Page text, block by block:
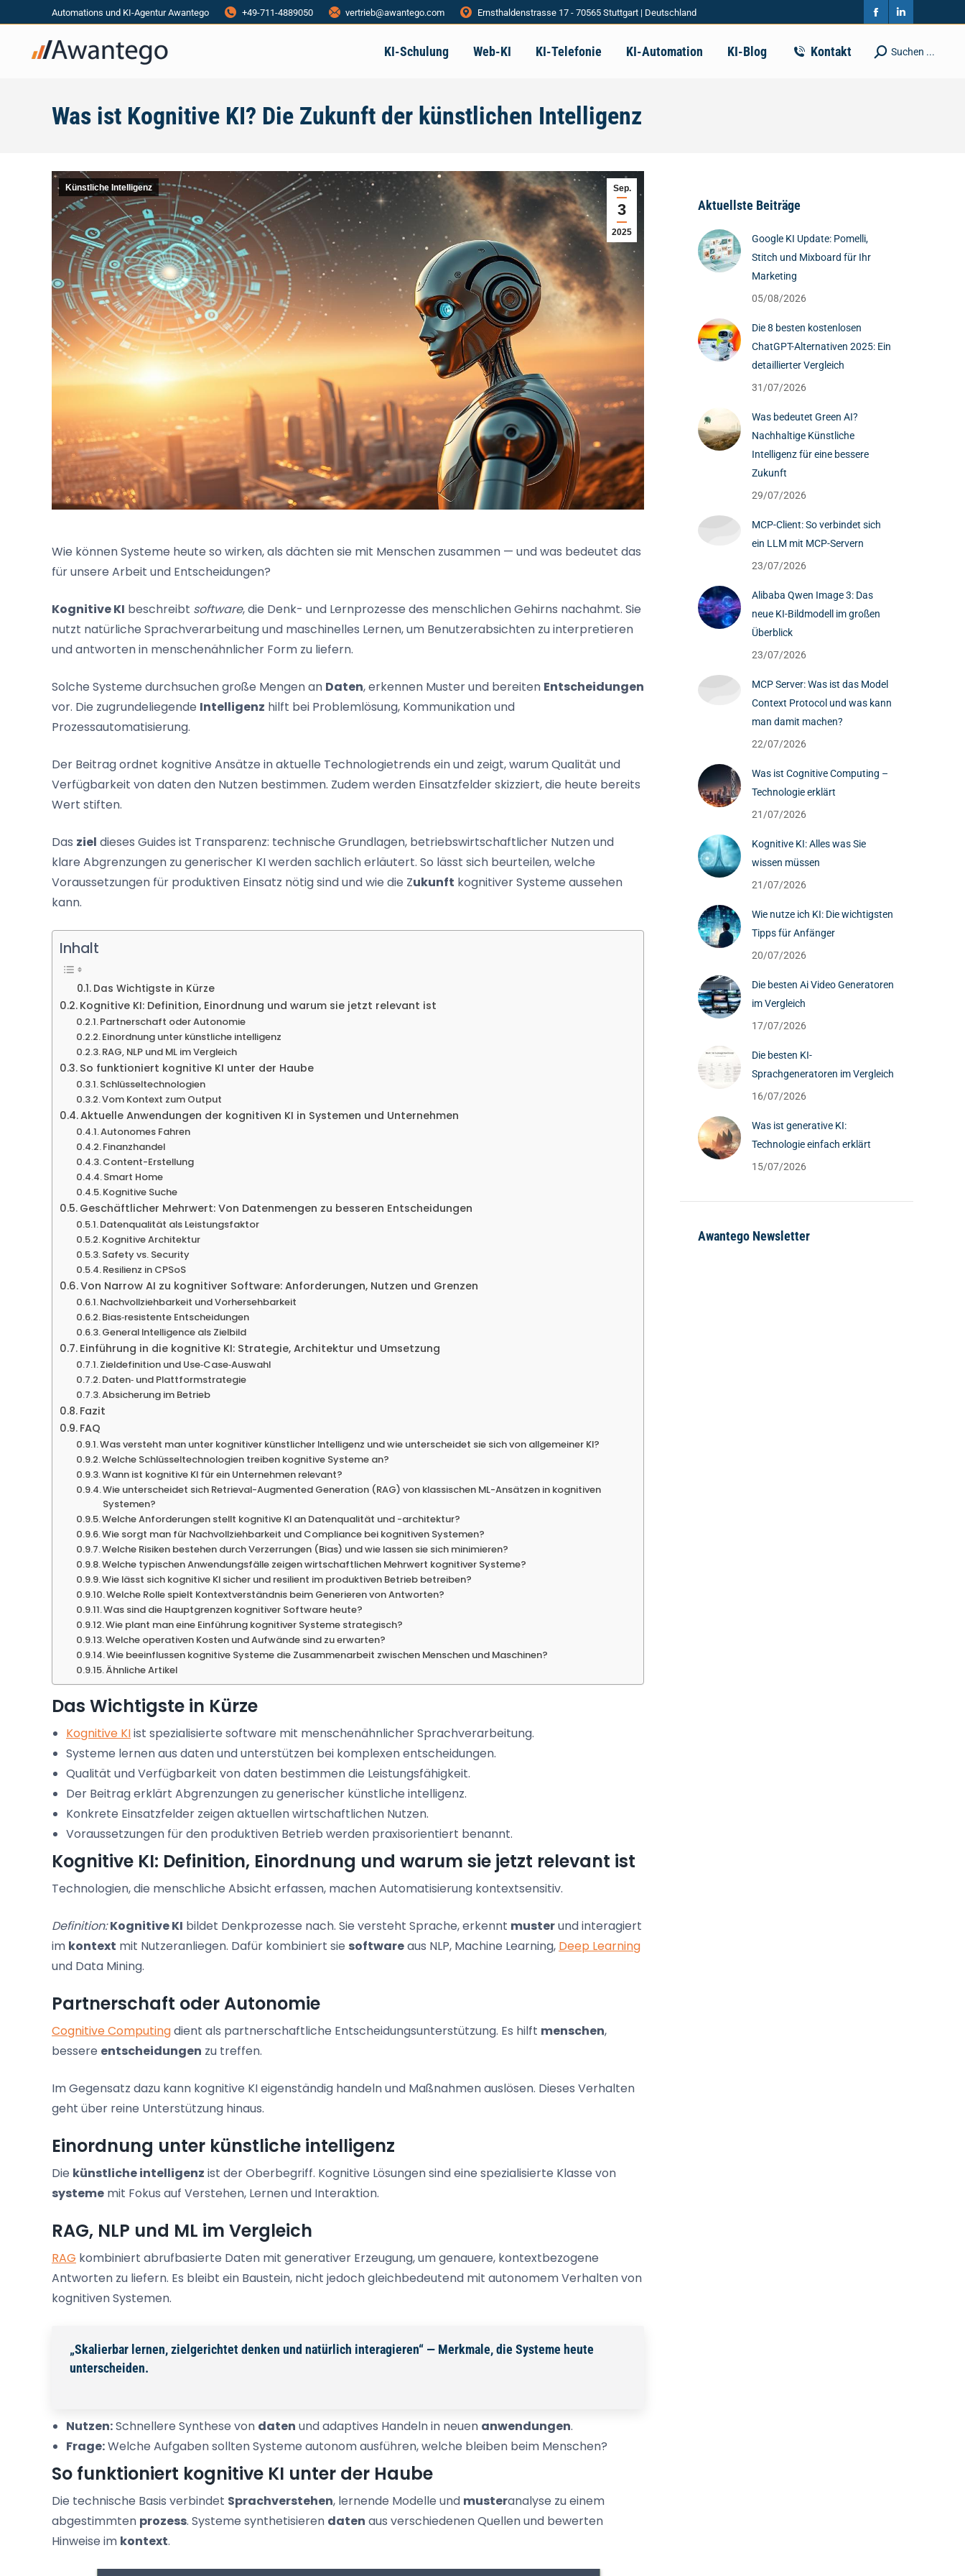
Automations und KI-Agentur Awantego +49-711-4889050 vertrieb@awantego.com Ernsthaldenstrasse 17 - 70565 Stuttgart | Deutschland
Facebook
page
Linkedin
page
KI-Schulung Web-KI KI-Telefonie KI-Automation KI-Blog Kontakt Search:
Suchen ...
Was ist Kognitive KI? Die Zukunft der künstlichen Intelligenz
Sep.
3
2025
Künstliche Intelligenz
Wie können Systeme heute so wirken, als dächten sie mit Menschen zusammen — und was bedeutet das
für unsere Arbeit und Entscheidungen?
Kognitive KI beschreibt software, die Denk- und Lernprozesse des menschlichen Gehirns nachahmt. Sie
nutzt natürliche Sprachverarbeitung und maschinelles Lernen, um Benutzerabsichten zu interpretieren
und antworten in menschenähnlicher Form zu liefern.
Solche Systeme durchsuchen große Mengen an Daten, erkennen Muster und bereiten Entscheidungen
vor. Die zugrundeliegende Intelligenz hilft bei Problemlösung, Kommunikation und
Prozessautomatisierung.
Der Beitrag ordnet kognitive Ansätze in aktuelle Technologietrends ein und zeigt, warum Qualität und
Verfügbarkeit von daten den Nutzen bestimmen. Zudem werden Einsatzfelder skizziert, die heute bereits
Wert stiften.
Das ziel dieses Guides ist Transparenz: technische Grundlagen, betriebswirtschaftlicher Nutzen und
klare Abgrenzungen zu generischer KI werden sachlich erläutert. So lässt sich beurteilen, welche
Voraussetzungen für produktiven Einsatz nötig sind und wie die Zukunft kognitiver Systeme aussehen
kann.
Inhalt
Das Wichtigste in Kürze
Kognitive KI: Definition, Einordnung und warum sie jetzt relevant ist
Partnerschaft oder Autonomie
Einordnung unter künstliche intelligenz
RAG, NLP und ML im Vergleich
So funktioniert kognitive KI unter der Haube
Schlüsseltechnologien
Vom Kontext zum Output
Aktuelle Anwendungen der kognitiven KI in Systemen und Unternehmen
Autonomes Fahren
Finanzhandel
Content-Erstellung
Smart Home
Kognitive Suche
Geschäftlicher Mehrwert: Von Datenmengen zu besseren Entscheidungen
Datenqualität als Leistungsfaktor
Kognitive Architektur
Safety vs. Security
Resilienz in CPSoS
Von Narrow AI zu kognitiver Software: Anforderungen, Nutzen und Grenzen
Nachvollziehbarkeit und Vorhersehbarkeit
Bias‑resistente Entscheidungen
General Intelligence als Zielbild
Einführung in die kognitive KI: Strategie, Architektur und Umsetzung
Zieldefinition und Use‑Case‑Auswahl
Daten‑ und Plattformstrategie
Absicherung im Betrieb
Fazit
FAQ
Was versteht man unter kognitiver künstlicher Intelligenz und wie unterscheidet sie sich von allgemeiner KI?
Welche Schlüsseltechnologien treiben kognitive Systeme an?
Wann ist kognitive KI für ein Unternehmen relevant?
Wie unterscheidet sich Retrieval-Augmented Generation (RAG) von klassischen ML-Ansätzen in kognitiven
Systemen?
Welche Anforderungen stellt kognitive KI an Datenqualität und -architektur?
Wie sorgt man für Nachvollziehbarkeit und Compliance bei kognitiven Systemen?
Welche Risiken bestehen durch Verzerrungen (Bias) und wie lassen sie sich minimieren?
Welche typischen Anwendungsfälle zeigen wirtschaftlichen Mehrwert kognitiver Systeme?
Wie lässt sich kognitive KI sicher und resilient im produktiven Betrieb betreiben?
Welche Rolle spielt Kontextverständnis beim Generieren von Antworten?
Was sind die Hauptgrenzen kognitiver Software heute?
Wie plant man eine Einführung kognitiver Systeme strategisch?
Welche operativen Kosten und Aufwände sind zu erwarten?
Wie beeinflussen kognitive Systeme die Zusammenarbeit zwischen Menschen und Maschinen?
Ähnliche Artikel
Das Wichtigste in Kürze
Kognitive KIist spezialisierte software mit menschenähnlicher Sprachverarbeitung.
Systeme lernen aus daten und unterstützen bei komplexen entscheidungen.
Qualität und Verfügbarkeit von daten bestimmen die Leistungsfähigkeit.
Der Beitrag erklärt Abgrenzungen zu generischer künstliche intelligenz.
Konkrete Einsatzfelder zeigen aktuellen wirtschaftlichen Nutzen.
Voraussetzungen für den produktiven Betrieb werden praxisorientiert benannt.
Kognitive KI: Definition, Einordnung und warum sie jetzt relevant ist
Technologien, die menschliche Absicht erfassen, machen Automatisierung kontextsensitiv.
Definition: Kognitive KI bildet Denkprozesse nach. Sie versteht Sprache, erkennt musterund interagiert
im kontext mit Nutzeranliegen. Dafür kombiniert sie softwareaus NLP, Machine Learning, Deep Learning
und Data Mining.
Partnerschaft oder Autonomie
Cognitive Computingdient als partnerschaftliche Entscheidungsunterstützung. Es hilft menschen,
bessere entscheidungen zu treffen.
Im Gegensatz dazu kann kognitive KI eigenständig handeln und Maßnahmen auslösen. Dieses Verhalten
geht über reine Unterstützung hinaus.
Einordnung unter künstliche intelligenz
Die künstliche intelligenz ist der Oberbegriff. Kognitive Lösungen sind eine spezialisierte Klasse von
systeme mit Fokus auf Verstehen, Lernen und Interaktion.
RAG, NLP und ML im Vergleich
RAG kombiniert abrufbasierte Daten mit generativer Erzeugung, um genauere, kontextbezogene
Antworten zu liefern. Es bleibt ein Baustein, nicht jedoch gleichbedeutend mit autonomem Verhalten von
kognitiven Systemen.
„Skalierbar lernen, zielgerichtet denken und natürlich interagieren“ — Merkmale, die Systeme heute
unterscheiden.
Nutzen:Schnellere Synthese von daten und adaptives Handeln in neuen anwendungen.
Frage:Welche Aufgaben sollten Systeme autonom ausführen, welche bleiben beim Menschen?
So funktioniert kognitive KI unter der Haube
Die technische Basis verbindet Sprachverstehen, lernende Modelle und musteranalyse zu einem
abgestimmten prozess. Systeme synthetisieren daten aus verschiedenen Quellen und bewerten
Hinweise im kontext.
Aktuellste Beiträge
Google KI Update: Pomelli,
Stitch und Mixboard für Ihr
Marketing
05/08/2026
Die 8 besten kostenlosen
ChatGPT-Alternativen 2025: Ein
detaillierter Vergleich
31/07/2026
Was bedeutet Green AI?
Nachhaltige Künstliche
Intelligenz für eine bessere
Zukunft
29/07/2026
MCP-Client: So verbindet sich
ein LLM mit MCP-Servern
23/07/2026
Alibaba Qwen Image 3: Das
neue KI-Bildmodell im großen
Überblick
23/07/2026
MCP Server: Was ist das Model
Context Protocol und was kann
man damit machen?
22/07/2026
Was ist Cognitive Computing –
Technologie erklärt
21/07/2026
Kognitive KI: Alles was Sie
wissen müssen
21/07/2026
Wie nutze ich KI: Die wichtigsten
Tipps für Anfänger
20/07/2026
Die besten Ai Video Generatoren
im Vergleich
17/07/2026
Die besten KI-
Sprachgeneratoren im Vergleich
16/07/2026
Was ist generative KI:
Technologie einfach erklärt
15/07/2026
Awantego Newsletter
in
new
in